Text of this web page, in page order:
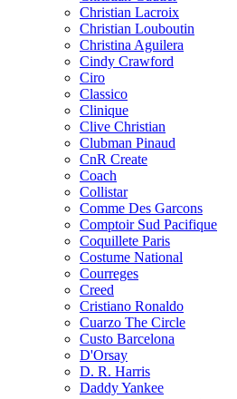
Christian Lacroix
Christian Louboutin
Christina Aguilera
Cindy Crawford
Ciro
Classico
Clinique
Clive Christian
Clubman Pinaud
CnR Create
Coach
Collistar
Comme Des Garcons
Comptoir Sud Pacifique
Coquillete Paris
Costume National
Courreges
Creed
Cristiano Ronaldo
Cuarzo The Circle
Custo Barcelona
D'Orsay
D. R. Harris
Daddy Yankee